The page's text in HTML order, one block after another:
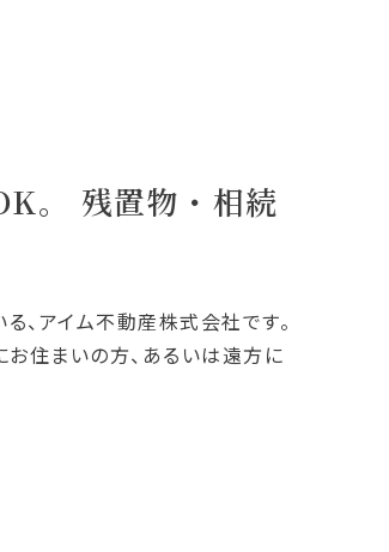
。 残置物・相続
、アイム不動産株式会社です。
お住まいの方、あるいは遠方に